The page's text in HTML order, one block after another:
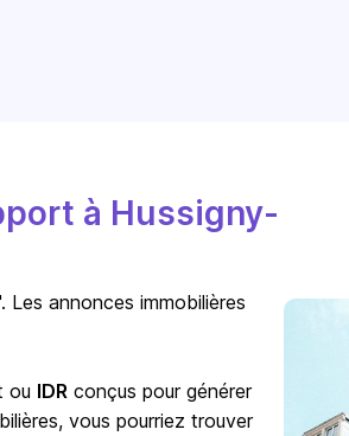
à Hussigny-
annonces immobilières
ou IDR conçus pour générer
vous pourriez trouver